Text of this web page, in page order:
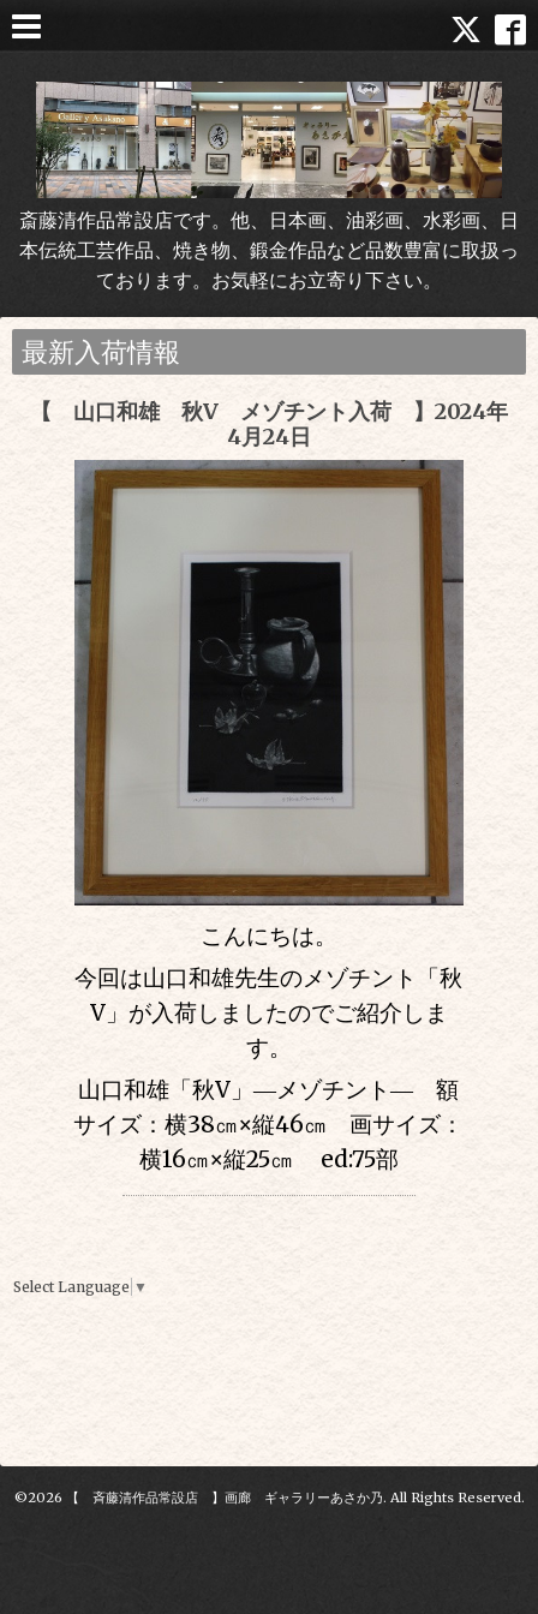
斎藤清作品常設店です。他、日本画、油彩画、水彩画、日
本伝統工芸作品、焼き物、鍛金作品など品数豊富に取扱っ
ております。お気軽にお立寄り下さい。
最新入荷情報
【 山口和雄 秋V メゾチント入荷 】2024年
4月24日
こんにちは。
今回は山口和雄先生のメゾチント「秋
V」が入荷しましたのでご紹介しま
す。
山口和雄「秋V」―メゾチント― 額
サイズ：横38㎝×縦46㎝ 画サイズ：
横16㎝×縦25㎝ ed:75部
Select Language ▼
©2026 【 斉藤清作品常設店 】画廊 ギャラリーあさか乃. All Rights Reserved.